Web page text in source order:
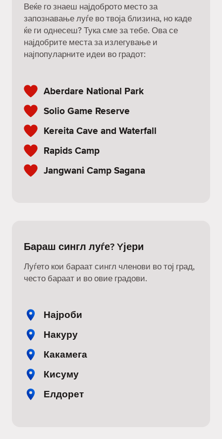
Веќе го знаеш најдоброто место за
запознавање луѓе во твоја близина, но каде
ќе ги однесеш? Тука сме за тебе. Ова се
најдобрите места за излегување и
најпопуларните идеи во градот:
Aberdare National Park
Solio Game Reserve
Kereita Cave and Waterfall
Rapids Camp
Jangwani Camp Sagana
Бараш сингл луѓе? Yјери
Луѓето кои бараат сингл членови во тој град,
често бараат и во овие градови.
Најроби
Накуру
Какамега
Кисуму
Елдорет